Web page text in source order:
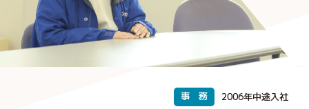
事 務 2006年中途入社